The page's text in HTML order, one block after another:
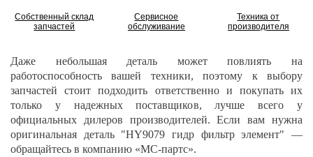
Собственный склад
запчастей
Сервисное
обслуживание
Техника от
производителя
Даже небольшая деталь может повлиять на
работоспособность вашей техники, поэтому к выбору
запчастей стоит подходить ответственно и покупать их
только у надежных поставщиков, лучше всего у
официальных дилеров производителей. Если вам нужна
оригинальная деталь "HY9079 гидр фильтр элемент" —
обращайтесь в компанию «МС-партс».